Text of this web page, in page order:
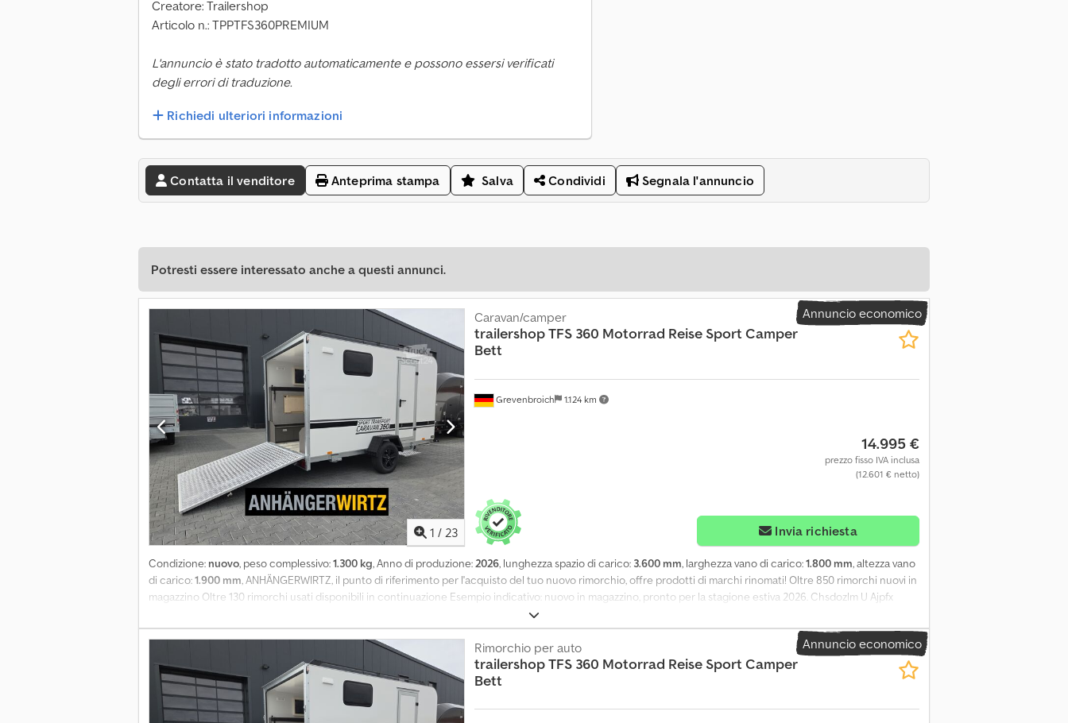
Creatore: Trailershop
Articolo n.: TPPTFS360PREMIUM
L'annuncio è stato tradotto automaticamente e possono essersi verificati
degli errori di traduzione.
Richiedi ulteriori informazioni
Contatta il venditore Anteprima stampa Salva Condividi Segnala l'annuncio
Potresti essere interessato anche a questi annunci.
Annuncio economico
1 / 23
Grevenbroich 1.124 km
Caravan/camper
trailershopTFS 360 Motorrad Reise Sport Camper
Bett
14.995 €
prezzo fisso IVA inclusa
(12.601 € netto)
Invia richiesta
Condizione: nuovo, peso complessivo:1.300 kg, Anno di produzione:2026, lunghezza spazio di carico: 3.600 mm, larghezza vano di carico:1.800 mm, altezza vano
di carico:1.900 mm, ANHÄNGERWIRTZ, il punto di riferimento per l'acquisto del tuo nuovo rimorchio, offre prodotti di marchi rinomati! Oltre 850 rimorchi nuovi in
magazzino Oltre 130 rimorchi usati disponibili in continuazione Esempio indicativo: nuovo in magazzino, pronto per la stagione estiva 2026. Chsdozlm U Ajpfx
Aigea Rimorchio sportivo tipo caravan TFS ST 360.01, dimensioni 360x180x190 cm, modello Premium, con rampa posteriore, 4 finestre, letto pieghevole, portata
1500 kg, omologato per 100 km/h. Rimorchio sportivo tipo caravan, dimensioni 360x180x190 cm, portata 1500 kg, frenato, asse singolo, telaio a V, pneumatici 14'',
ammortizzatori, omologato per 100 km/h, robusta struttura aerodinamica a sandwich con isolamento di 25 mm, colore bianco opaco con portellone posteriore a
chiusura ermetica, lamiera in alluminio goffrato, porta laterale con serrature e chiusura, ventilazione forzata, bocchette di ventilazione sul tetto, 4 finestre con
persiane, 6 punti di ancoraggio sul fondo stampato + PVC, alimentazione elettrica 230 V, 16 A, letto pieghevole a destra/sinistra, 190 cm, supporti
anteriori/posteriori, ruota di supporto, illuminazione interna 12 V, spina a 13 poli. Possibilità di ordinare telefonicamente durante i nostri orari di apertura.
Appuntamenti solo su prenotazione durante i nostri orari di apertura: Da lunedì a venerdì, dalle 08:00 alle 12:30 e dalle 14:00 alle 18:00. Sabato/Domenica chiuso.
Annuncio economico
Rimorchio per auto
trailershopTFS 360 Motorrad Reise Sport Camper
Bett